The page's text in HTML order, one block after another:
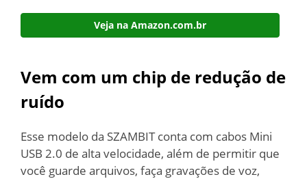
Veja na Amazon.com.br
Vem com um chip de redução de
ruído
Esse modelo da SZAMBIT conta com cabos Mini
USB 2.0 de alta velocidade, além de permitir que
você guarde arquivos, faça gravações de voz,